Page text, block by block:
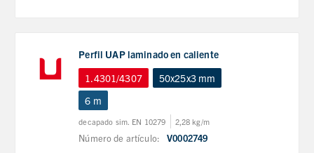
Perfil UAP laminado en caliente
1.4301/4307
50x25x3 mm
6 m
decapado sim. EN 10279 2,28 kg/m
Número de artículo: V0002749